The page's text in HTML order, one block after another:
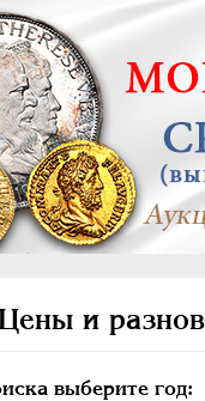
Цены и
выберите год: